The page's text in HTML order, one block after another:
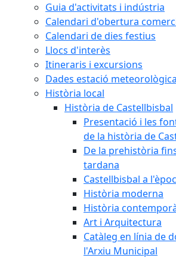
Guia d'activitats i indústria
Calendari d'obertura
Calendari de dies festius
Llocs d'interès
Itineraris i excursions
Dades estació meteorològica
Història local
Història de Castellbisbal
Presentació i les
de la història de
De la prehistòria
tardana
Castellbisbal a
Història moderna
Història
Art i Arquitectura
Catàleg en línia de
l'Arxiu Municipal